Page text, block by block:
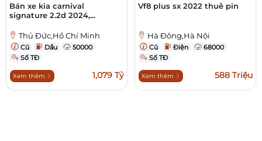
Bán xe kia carnival
signature 2.2d 2024,...
Thủ Đức,Hồ Chí Minh
Cũ Dầu
50000
Số TĐ
Xem thêm 1,079 Tỷ
Vf8 plus sx 2022 thuê pin
Hà Đông,Hà Nội
Cũ Điện
68000
Số TĐ
Xem thêm 588 Triệu